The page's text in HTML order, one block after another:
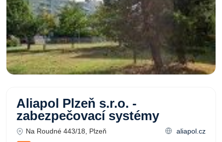
Aliapol Plzeň s.r.o. -
zabezpečovací systémy
Na Roudné 443/18, Plzeň
aliapol.cz